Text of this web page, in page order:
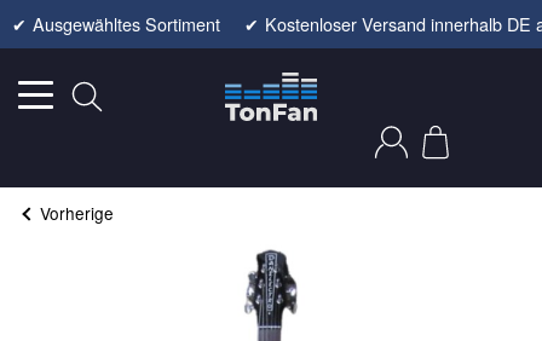
✔ Ausgewähltes Sortiment ✔ Kostenloser Versand innerhalb DE
Vorherige